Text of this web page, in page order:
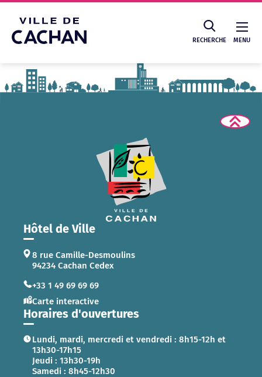
RECHERCHE MENU
Recherche
Hôtel de Ville
8 rue Camille-Desmoulins
94234 Cachan Cedex
+33 1 49 69 69 69
Carte interactive
Horaires d'ouvertures
Lundi, mardi, mercredi et vendredi : 8h15-12h et
13h30-17h15
Jeudi : 13h30-19h
Samedi : 8h45-12h30
Cookies management panel